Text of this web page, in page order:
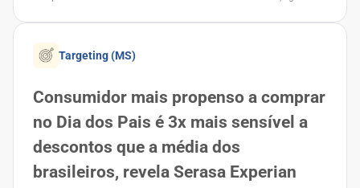
Targeting (MS)
Consumidor mais propenso a comprar
no Dia dos Pais é 3x mais sensível a
descontos que a média dos
brasileiros, revela Serasa Experian